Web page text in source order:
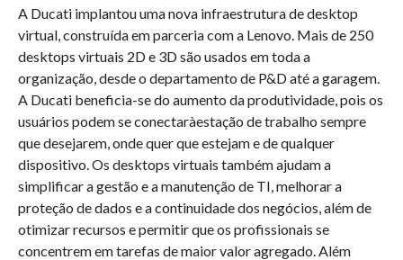
A Ducati implantou uma nova infraestrutura de desktop
virtual, construída em parceria com a Lenovo. Mais de 250
desktops virtuais 2D e 3D são usados em toda a
organização, desde o departamento de P&D até a garagem.
A Ducati beneficia-se do aumento da produtividade, pois os
usuários podem se conectaràestação de trabalho sempre
que desejarem, onde quer que estejam e de qualquer
dispositivo. Os desktops virtuais também ajudam a
simplificar a gestão e a manutenção de TI, melhorar a
proteção de dados e a continuidade dos negócios, além de
otimizar recursos e permitir que os profissionais se
concentrem em tarefas de maior valor agregado. Além